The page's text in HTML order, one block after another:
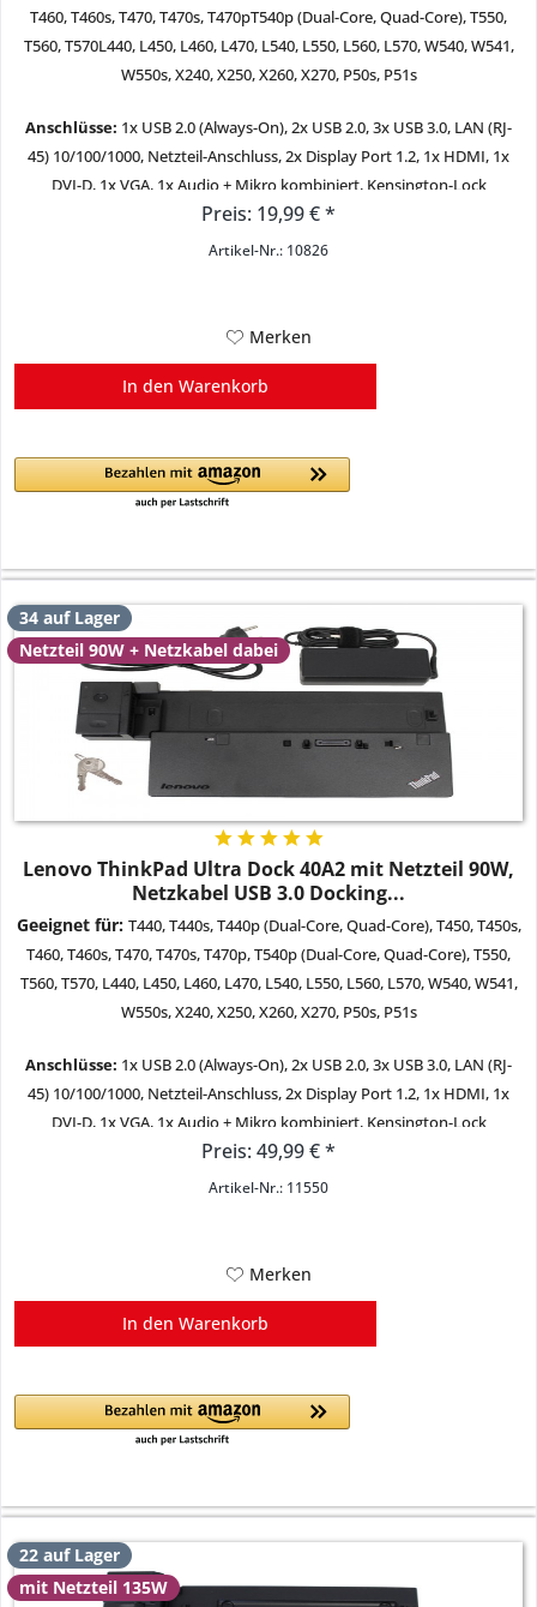
T460, T460s, T470, T470s, T470pT540p (Dual-Core, Quad-Core), T550,
T560, T570L440, L450, L460, L470, L540, L550, L560, L570, W540, W541,
W550s, X240, X250, X260, X270, P50s, P51s
Anschlüsse: 1x USB 2.0 (Always-On), 2x USB 2.0, 3x USB 3.0, LAN (RJ-
45) 10/100/1000, Netzteil-Anschluss, 2x Display Port 1.2, 1x HDMI, 1x
DVI-D, 1x VGA, 1x Audio + Mikro kombiniert, Kensington-Lock
Preis: 19,99 € *
Artikel-Nr.: 10826
Merken
In den Warenkorb
34 auf Lager
Netzteil 90W + Netzkabel dabei
Lenovo ThinkPad Ultra Dock 40A2 mit Netzteil 90W,
Netzkabel USB 3.0 Docking...
Geeignet für: T440, T440s, T440p (Dual-Core, Quad-Core), T450, T450s,
T460, T460s, T470, T470s, T470p, T540p (Dual-Core, Quad-Core), T550,
T560, T570, L440, L450, L460, L470, L540, L550, L560, L570, W540, W541,
W550s, X240, X250, X260, X270, P50s, P51s
Anschlüsse: 1x USB 2.0 (Always-On), 2x USB 2.0, 3x USB 3.0, LAN (RJ-
45) 10/100/1000, Netzteil-Anschluss, 2x Display Port 1.2, 1x HDMI, 1x
DVI-D, 1x VGA, 1x Audio + Mikro kombiniert, Kensington-Lock
Preis: 49,99 € *
Artikel-Nr.: 11550
Merken
In den Warenkorb
22 auf Lager
mit Netzteil 135W